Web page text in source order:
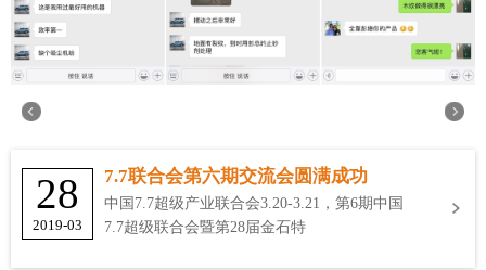
28
2019-03
7.7联合会第六期交流会圆满成功
中国7.7超级产业联合会3.20-3.21，第6期中国
7.7超级联合会暨第28届金石特